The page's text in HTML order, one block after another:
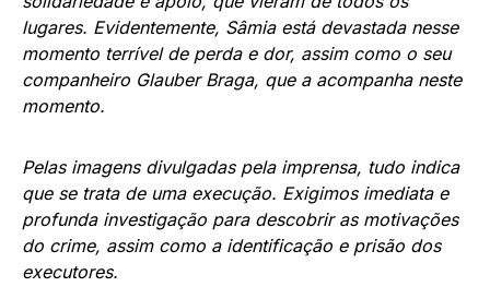
lugares. Evidentemente, Sâmia está devastada nesse
momento terrível de perda e dor, assim como o seu
companheiro Glauber Braga, que a acompanha neste
momento.
Pelas imagens divulgadas pela imprensa, tudo indica
que se trata de uma execução. Exigimos imediata e
profunda investigação para descobrir as motivações
do crime, assim como a identificação e prisão dos
executores.